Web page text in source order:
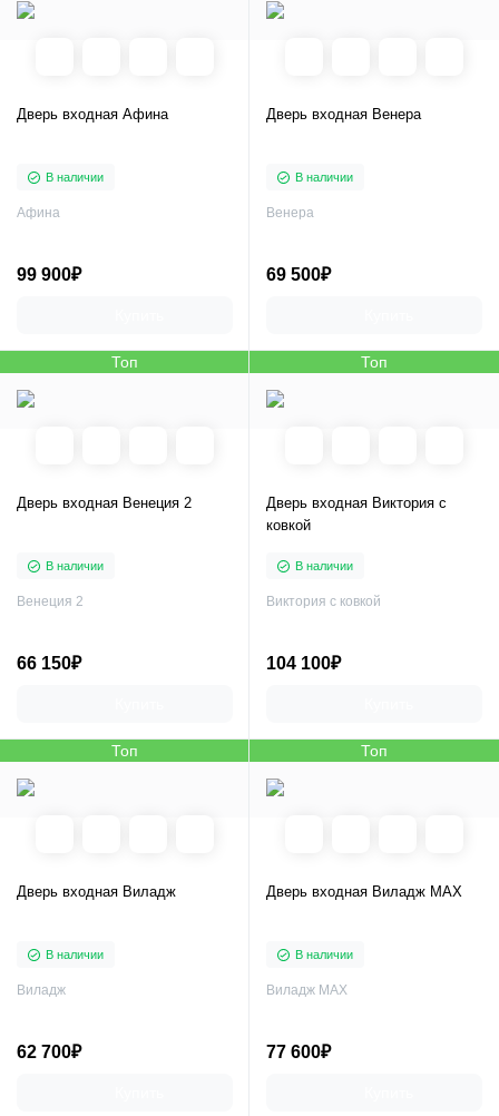
Дверь входная Афина
В наличии
Афина
99 900₽
Дверь входная Венера
В наличии
Венера
69 500₽
Топ
Дверь входная Венеция 2
В наличии
Венеция 2
66 150₽
Топ
Дверь входная Виктория с
ковкой
В наличии
Виктория с ковкой
104 100₽
Топ
Дверь входная Виладж
В наличии
Виладж
62 700₽
Топ
Дверь входная Виладж MAX
В наличии
Виладж MAX
77 600₽